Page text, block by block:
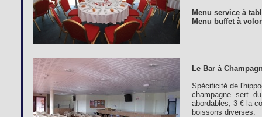
Menu service à
Menu buffet à
Le Bar à
Spécificité de
champagne sert
abordables, 3 € la
boissons diverses.